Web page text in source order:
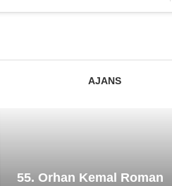
AJANS
55. Orhan Kemal Roman